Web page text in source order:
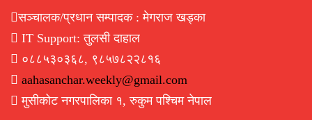
सञ्चालक/प्रधान सम्पादक : मेगराज खड्का
IT Support: तुलसी दाहाल
०८८५३०३६८, ९८५७८२२८१६
aahasanchar.weekly@gmail.com
मुसीकोट नगरपालिका १, रुकुम पश्चिम नेपाल